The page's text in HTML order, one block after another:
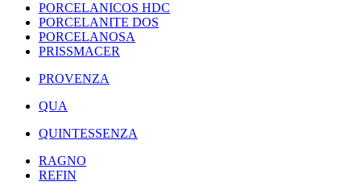
PORCELANICOS HDC
PORCELANITE DOS
PORCELANOSA
PRISSMACER
PROVENZA
QUA
QUINTESSENZA
RAGNO
REFIN